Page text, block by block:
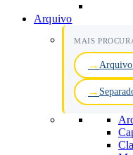
Arquivo
MAIS